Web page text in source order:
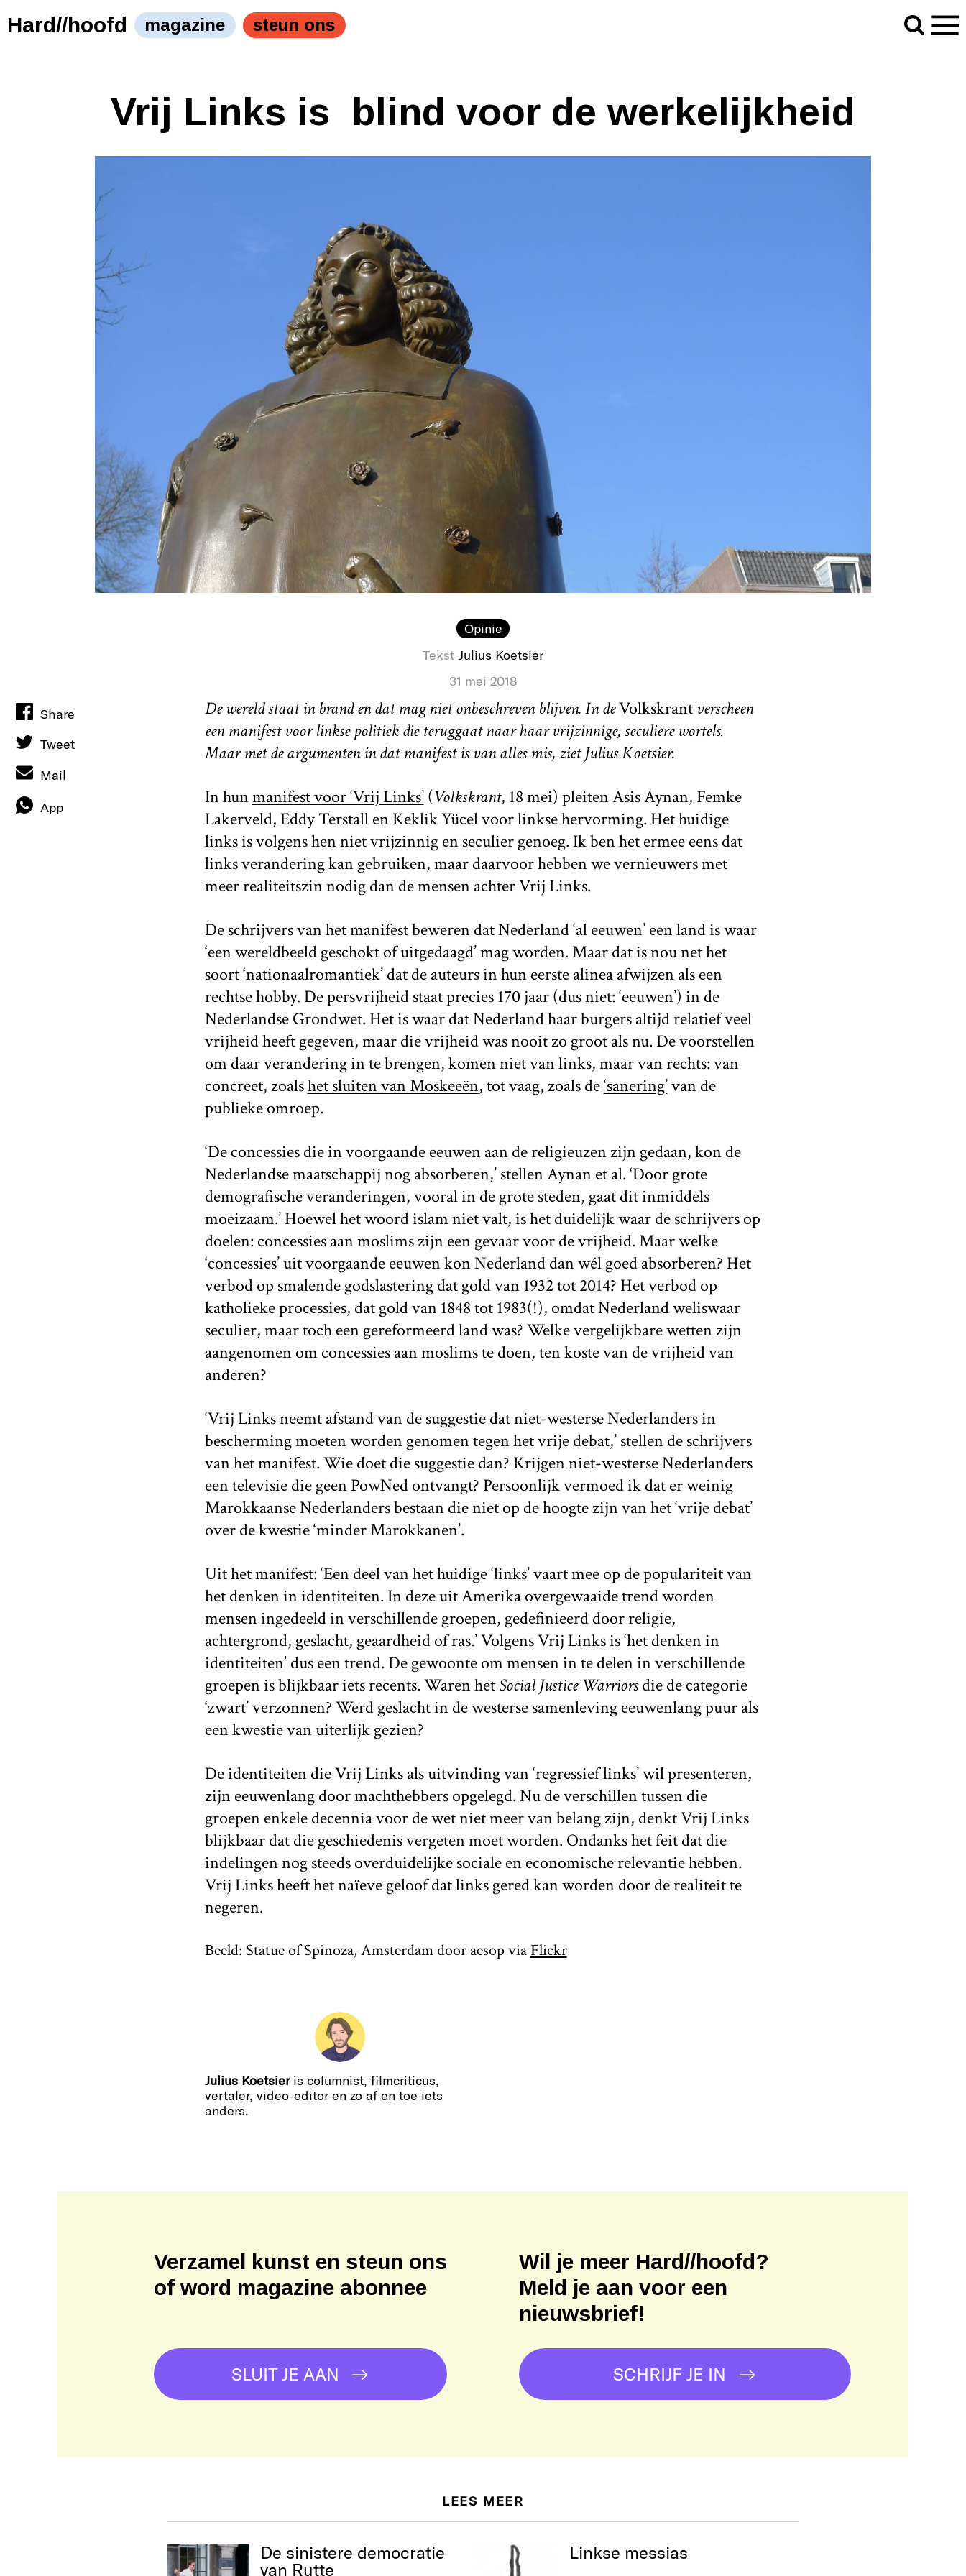
Hard//hoofd magazine steun ons
Vrij Links is ​ blind voor de werkelijkheid
Opinie
Tekst Julius Koetsier
31 mei 2018
De wereld staat in brand en dat mag niet onbeschreven blijven. In deVolkskrantverscheen
een manifest voor linkse politiek die teruggaat naar haar vrijzinnige, seculiere wortels.
Maar met de argumenten in dat manifest is van alles mis, ziet Julius Koetsier.
In hunmanifest voor ‘Vrij Links’(Volkskrant, 18 mei) pleiten Asis Aynan, Femke
Lakerveld, Eddy Terstall en Keklik Yücel voor linkse hervorming. Het huidige
links is volgens hen niet vrijzinnig en seculier genoeg. Ik ben het ermee eens dat
links verandering kan gebruiken, maar daarvoor hebben we vernieuwers met
meer realiteitszin nodig dan de mensen achter Vrij Links.
De schrijvers van het manifest beweren dat Nederland ‘al eeuwen’ een land is waar
‘een wereldbeeld geschokt of uitgedaagd’ mag worden. Maar dat is nou net het
soort ‘nationaalromantiek’ dat de auteurs in hun eerste alinea afwijzen als een
rechtse hobby. De persvrijheid staat precies 170 jaar (dus niet: ‘eeuwen’) in de
Nederlandse Grondwet. Het is waar dat Nederland haar burgers altijd relatief veel
vrijheid heeft gegeven, maar die vrijheid was nooit zo groot als nu. De voorstellen
om daar verandering in te brengen, komen niet van links, maar van rechts: van
concreet, zoalshet sluiten van Moskeeën, tot vaag, zoals de‘sanering’van de
publieke omroep.
‘De concessies die in voorgaande eeuwen aan de religieuzen zijn gedaan, kon de
Nederlandse maatschappij nog absorberen,’ stellen Aynan et al. ‘Door grote
demografische veranderingen, vooral in de grote steden, gaat dit inmiddels
moeizaam.’ Hoewel het woord islam niet valt, is het duidelijk waar de schrijvers op
doelen: concessies aan moslims zijn een gevaar voor de vrijheid. Maar welke
‘concessies’ uit voorgaande eeuwen kon Nederland dan wél goed absorberen? Het
verbod op smalende godslastering dat gold van 1932 tot 2014? Het verbod op
katholieke processies, dat gold van 1848 tot 1983(!), omdat Nederland weliswaar
seculier, maar toch een gereformeerd land was? Welke vergelijkbare wetten zijn
aangenomen om concessies aan moslims te doen, ten koste van de vrijheid van
anderen?
‘Vrij Links neemt afstand van de suggestie dat niet-westerse Nederlanders in
bescherming moeten worden genomen tegen het vrije debat,’ stellen de schrijvers
van het manifest. Wie doet die suggestie dan? Krijgen niet-westerse Nederlanders
een televisie die geen PowNed ontvangt? Persoonlijk vermoed ik dat er weinig
Marokkaanse Nederlanders bestaan die niet op de hoogte zijn van het ‘vrije debat’
over de kwestie ‘minder Marokkanen’.
Uit het manifest: ‘Een deel van het huidige ‘links’ vaart mee op de populariteit van
het denken in identiteiten. In deze uit Amerika overgewaaide trend worden
mensen ingedeeld in verschillende groepen, gedefinieerd door religie,
achtergrond, geslacht, geaardheid of ras.’ Volgens Vrij Links is ‘het denken in
identiteiten’ dus een trend. De gewoonte om mensen in te delen in verschillende
groepen is blijkbaar iets recents. Waren hetSocial Justice Warriorsdie de categorie
‘zwart’ verzonnen? Werd geslacht in de westerse samenleving eeuwenlang puur als
een kwestie van uiterlijk gezien?
De identiteiten die Vrij Links als uitvinding van ‘regressief links’ wil presenteren,
zijn eeuwenlang door machthebbers opgelegd. Nu de verschillen tussen die
groepen enkele decennia voor de wet niet meer van belang zijn, denkt Vrij Links
blijkbaar dat die geschiedenis vergeten moet worden. Ondanks het feit dat die
indelingen nog steeds overduidelijke sociale en economische relevantie hebben.
Vrij Links heeft het naïeve geloof dat links gered kan worden door de realiteit te
negeren.
Beeld: Statue of Spinoza, Amsterdam door aesop via Flickr
Share
Tweet
Mail
App
Julius Koetsieris columnist, filmcriticus,
vertaler, video-editor en zo af en toe iets
anders.
Verzamel kunst en steun ons
of word magazine abonnee
SLUIT JE AAN
Wil je meer Hard//hoofd?
Meld je aan voor een
nieuwsbrief!
SCHRIJF JE IN
LEES MEER
De sinistere democratie
van Rutte
Linkse messias